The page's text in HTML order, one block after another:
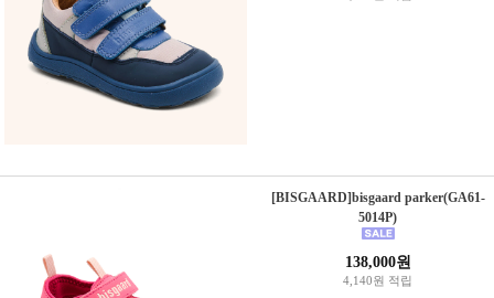
[BISGAARD]bisgaard parker(GA61-
5014P)
138,000원
4,140원 적립